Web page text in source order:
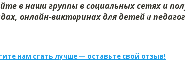
в наши группы в социальных сетях и
онлайн-викторинах для детей и
нам стать лучше — оставьте свой отзыв!